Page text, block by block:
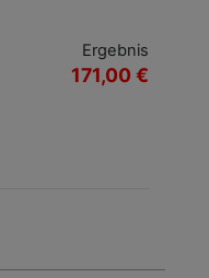
Ergebnis
171,00 €